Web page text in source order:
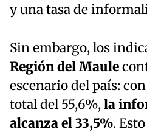
y una tasa de
Sin embargo, los
Región del Maule
escenario del país:
total del 55,6%,la
alcanza el 33,5%.